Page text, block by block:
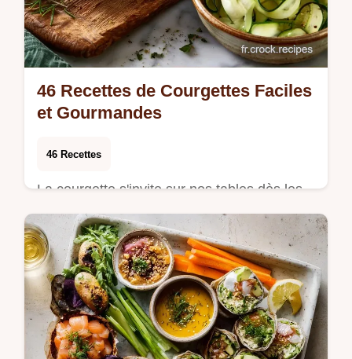
46 Recettes de Courgettes Faciles
et Gourmandes
46 Recettes
La courgette s'invite sur nos tables dès les
premiers beaux jours pour apporter
fraîcheur et légèreté à nos repas quotidiens.
Que …